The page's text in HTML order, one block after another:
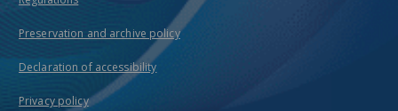
Preservation and archive policy
Declaration of accessibility
Privacy policy